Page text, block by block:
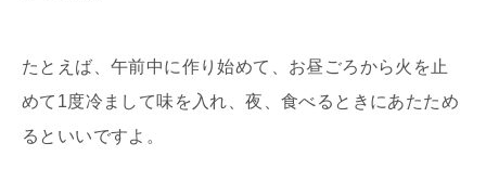
たとえば、午前中に作り始めて、お昼ごろから火を止
めて1度冷まして味を入れ、夜、食べるときにあたため
るといいですよ。